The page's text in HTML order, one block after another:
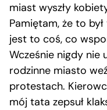
miast wyszły
Pamiętam, że to
jest to coś, co
Wcześnie nigdy nie
rodzinne miasto
protestach.
mój tata zepsuł